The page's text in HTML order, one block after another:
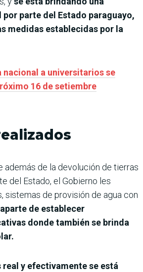
parte del Estado paraguayo,
medidas establecidas por la
nacional a universitarios se
16 de setiembre
además de la devolución de tierras
del Estado, el Gobierno les
sistemas de provisión de agua con
aparte de establecer
donde también se brinda
real y efectivamente se está